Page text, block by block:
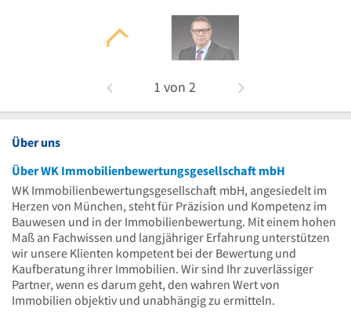
1 von 2
Über uns
Über WK Immobilienbewertungsgesellschaft mbH
WK Immobilienbewertungsgesellschaft mbH, angesiedelt im
Herzen von München, steht für Präzision und Kompetenz im
Bauwesen und in der Immobilienbewertung. Mit einem hohen
Maß an Fachwissen und langjähriger Erfahrung unterstützen
wir unsere Klienten kompetent bei der Bewertung und
Kaufberatung ihrer Immobilien. Wir sind Ihr zuverlässiger
Partner, wenn es darum geht, den wahren Wert von
Immobilien objektiv und unabhängig zu ermitteln.